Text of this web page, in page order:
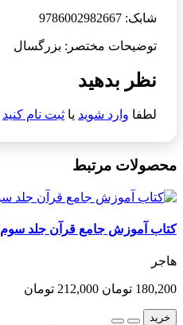
شابک: 9786002982667
توضیحات مختصر: بزرگسال
نظر بدهید
لطفا وارد شوید یا ثبت نام کنید
محصولات مرتبط
کتاب آموزش جامع قرآن جلد سوم
هاجر
180,200 تومان 212,000 تومان
خرید